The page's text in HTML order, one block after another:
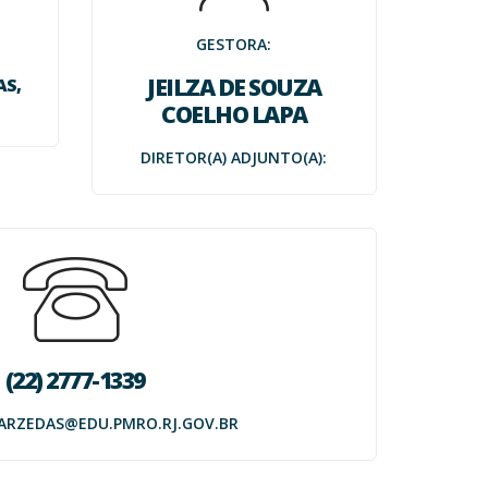
Curricular
Creche
Escolar
de Acesso
GESTORA:
JEILZA DE SOUZA
COELHO LAPA
DIRETOR(A) ADJUNTO(A):
(22) 2777-1339